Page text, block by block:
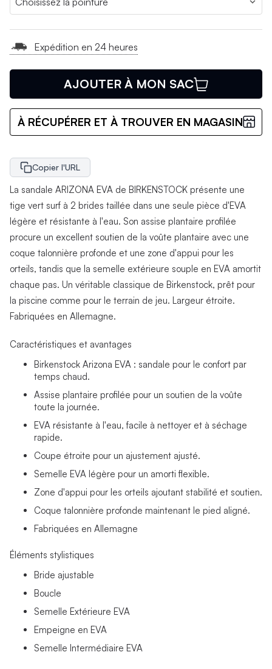
Expédition en 24 heures
AJOUTER À MON SAC
À RÉCUPÉRER ET À TROUVER EN MAGASIN
Copier l'URL
La sandale ARIZONA EVA de BIRKENSTOCK présente une
tige vert surf à 2 brides taillée dans une seule pièce d'EVA
légère et résistante à l'eau. Son assise plantaire profilée
procure un excellent soutien de la voûte plantaire avec une
coque talonnière profonde et une zone d'appui pour les
orteils, tandis que la semelle extérieure souple en EVA amortit
chaque pas. Un véritable classique de Birkenstock, prêt pour
la piscine comme pour le terrain de jeu. Largeur étroite.
Fabriquées en Allemagne.
Caractéristiques et avantages
Birkenstock Arizona EVA : sandale pour le confort par
temps chaud.
Assise plantaire profilée pour un soutien de la voûte
toute la journée.
EVA résistante à l'eau, facile à nettoyer et à séchage
rapide.
Coupe étroite pour un ajustement ajusté.
Semelle EVA légère pour un amorti flexible.
Zone d'appui pour les orteils ajoutant stabilité et soutien.
Coque talonnière profonde maintenant le pied aligné.
Fabriquées en Allemagne
Éléments stylistiques
Bride ajustable
Boucle
Semelle Extérieure EVA
Empeigne en EVA
Semelle Intermédiaire EVA